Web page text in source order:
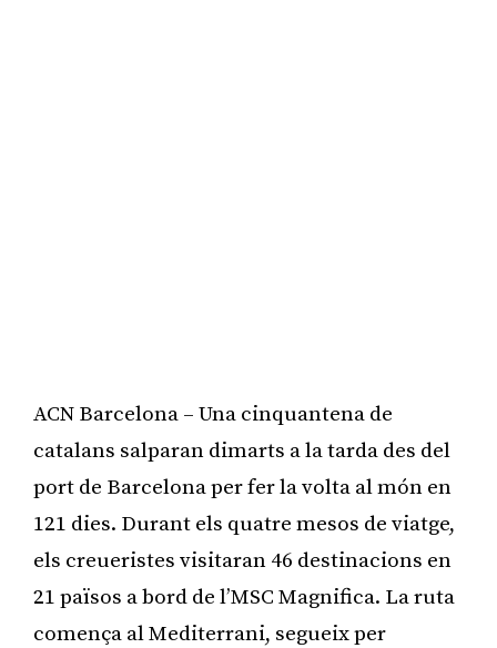
ACN Barcelona – Una cinquantena de
catalans salparan dimarts a la tarda des del
port de Barcelona per fer la volta al món en
121 dies. Durant els quatre mesos de viatge,
els creueristes visitaran 46 destinacions en
21 països a bord de l’MSC Magnifica. La ruta
comença al Mediterrani, segueix per